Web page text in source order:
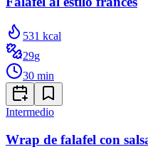
531 kcal
29g
30 min
Intermedio
Wrap de falafel con